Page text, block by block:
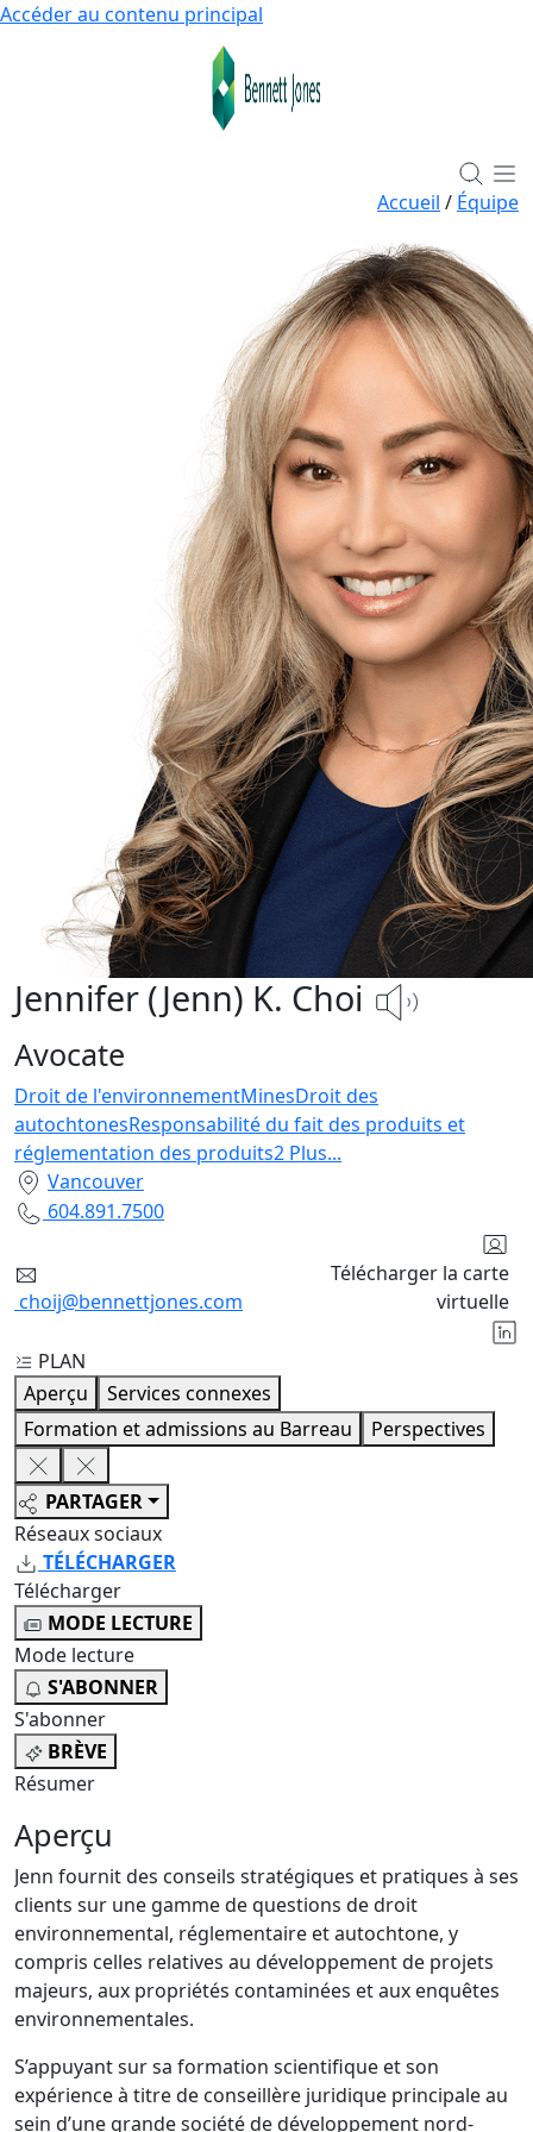
Accéder au contenu principal
Jennifer (Jenn) K. Choi
Avocate
Droit de l'environnementMinesDroit des
autochtonesResponsabilité du fait des produits et
réglementation des produits2 Plus...
Vancouver
604.891.7500
choij@bennettjones.com
Télécharger la carte
virtuelle
Accueil / Équipe
PLAN
Aperçu
Services connexes
Formation et admissions au Barreau
Perspectives
PARTAGER
Réseaux sociaux
TÉLÉCHARGER
Télécharger
MODE LECTURE
Mode lecture
S'ABONNER
S'abonner
BRÈVE
Résumer
Aperçu
Jenn fournit des conseils stratégiques et pratiques à ses
clients sur une gamme de questions de droit
environnemental, réglementaire et autochtone, y
compris celles relatives au développement de projets
majeurs, aux propriétés contaminées et aux enquêtes
environnementales.
S’appuyant sur sa formation scientifique et son
expérience à titre de conseillère juridique principale au
sein d’une grande société de développement nord-